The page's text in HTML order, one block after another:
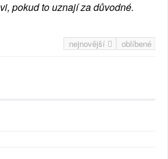
pokud to uznají za důvodné.
nejnovější oblíbené